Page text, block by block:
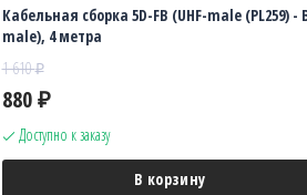
Кабельная сборка 5D-FB (UHF-male (PL259) -
male), 4 метра
1 610₽
880 ₽
Доступно к заказу
В корзину